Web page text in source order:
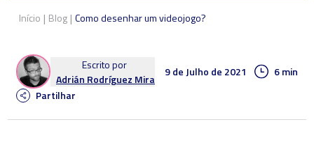
Início | Blog | Como desenhar um videojogo?
Escrito por
Adrián Rodríguez Mira
9 de Julho de 2021
6 min
Partilhar